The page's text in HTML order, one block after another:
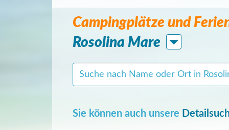
Campingplätze und
Rosolina Mare
Sie können auch unsere